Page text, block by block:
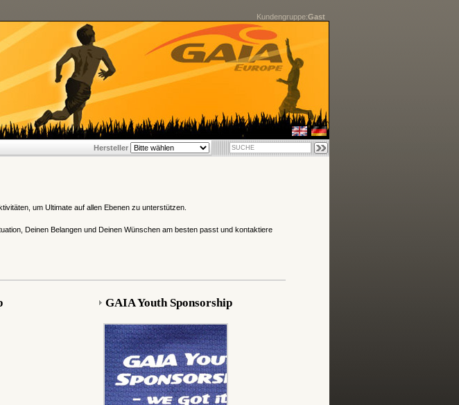
Kundengruppe:Gast
Hersteller
um Ultimate auf allen Ebenen zu unterstützen.
Deinen Belangen und Deinen Wünschen am besten passt und kontaktiere
GAIA Youth Sponsorship